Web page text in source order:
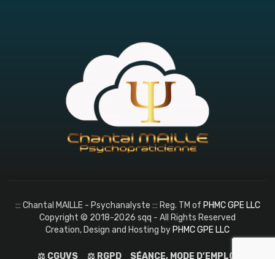
::: Chantal MAILLE - Psychanalyste ::: Reg. TM of PHMC GPE LLC
Copyright © 2018-2026 sqq - All Rights Reserved
Creation, Design and Hosting byPHMC GPE LLC
⚖️ CGUVS ⚖️ RGPD SÉANCE, MODE D’EMPLOI